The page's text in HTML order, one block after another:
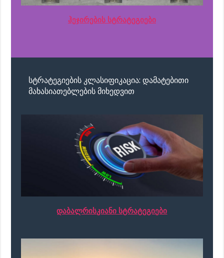
ჰეჯირების სტრატეგიები
სტრატეგიების კლასიფიკაცია: დამატებითი
მახასიათებლების მიხედვით
დაბალრისკიანი სტრატეგიები